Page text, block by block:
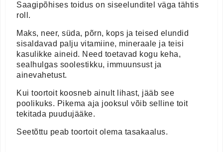
Saagipõhises toidus on siseelunditel väga tähtis
roll.
Maks, neer, süda, põrn, kops ja teised elundid
sisaldavad palju vitamiine, mineraale ja teisi
kasulikke aineid. Need toetavad kogu keha,
sealhulgas soolestikku, immuunsust ja
ainevahetust.
Kui toortoit koosneb ainult lihast, jääb see
poolikuks. Pikema aja jooksul võib selline toit
tekitada puudujääke.
Seetõttu peab toortoit olema tasakaalus.